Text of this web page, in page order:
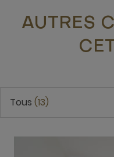
AUTRES
Tous 13